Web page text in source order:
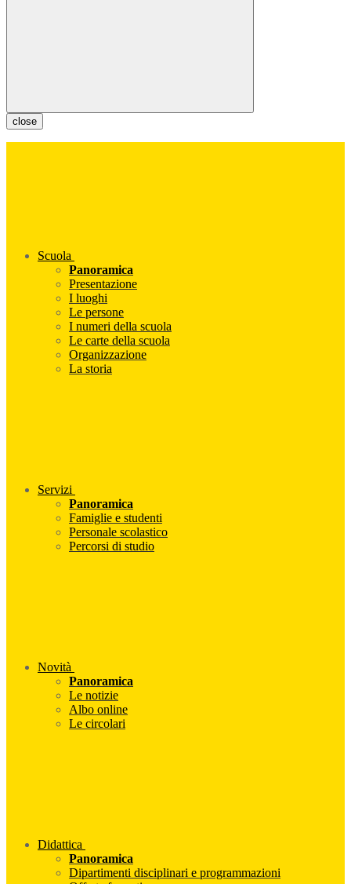
close
Scuola
Panoramica
Presentazione
I luoghi
Le persone
I numeri della scuola
Le carte della scuola
Organizzazione
La storia
Servizi
Panoramica
Famiglie e studenti
Personale scolastico
Percorsi di studio
Novità
Panoramica
Le notizie
Albo online
Le circolari
Didattica
Panoramica
Dipartimenti disciplinari e programmazioni